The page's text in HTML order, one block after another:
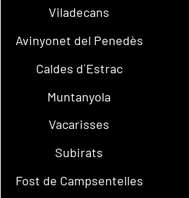
Viladecans
Avinyonet del Penedès
Caldes d´Estrac
Muntanyola
Vacarisses
Subirats
Fost de Campsentelles